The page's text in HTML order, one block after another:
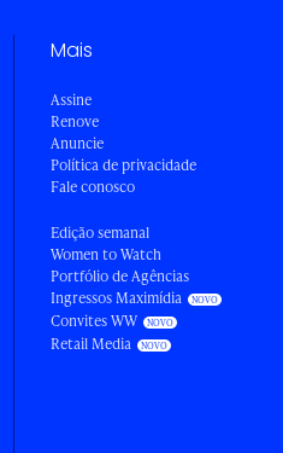
Mais
Assine
Renove
Anuncie
Política de privacidade
Fale conosco
Edição semanal
Women to Watch
Portfólio de Agências
Ingressos Maximídia
Convites WW
Retail Media